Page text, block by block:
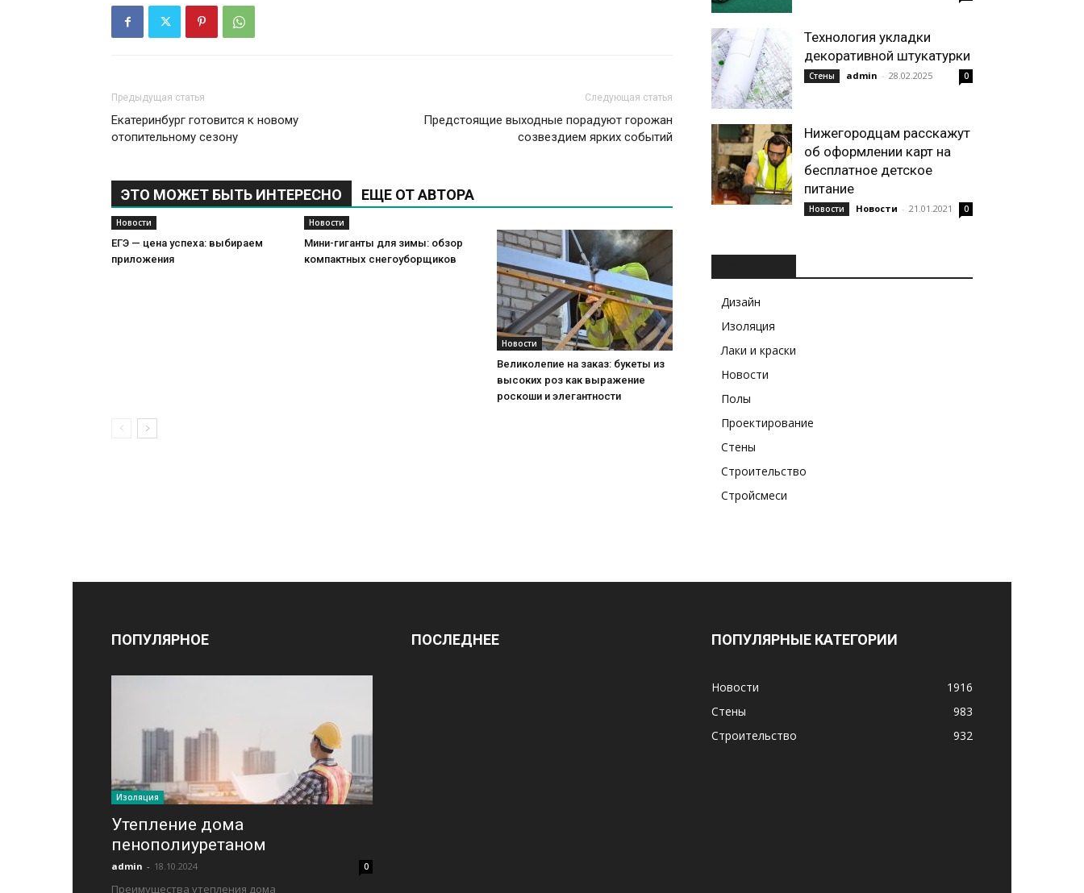
Предыдущая статья
Екатеринбург готовится к новому
отопительному сезону
Следующая статья
Предстоящие выходные порадуют горожан
созвездием ярких событий
ЭТО МОЖЕТ БЫТЬ ИНТЕРЕСНО ЕЩЕ ОТ АВТОРА
Новости
ЕГЭ — цена успеха: выбираем
приложения
Новости
Мини-гиганты для зимы: обзор
компактных снегоуборщиков
Новости
Великолепие на заказ: букеты из
высоких роз как выражение
роскоши и элегантности
Технология укладки
декоративной штукатурки
Стены admin - 28.02.2025 0
Нижегородцам расскажут
об оформлении карт на
бесплатное детское
питание
Новости Новости - 21.01.2021 0
Дизайн
Изоляция
Лаки и краски
Новости
Полы
Проектирование
Стены
Строительство
Стройсмеси
ПОПУЛЯРНОЕ
Изоляция
Утепление дома
пенополиуретаном
admin - 18.10.2024 0
Преимущества утепления дома
ПОСЛЕДНЕЕ ПОПУЛЯРНЫЕ КАТЕГОРИИ
Новости
1916
Стены
983
Строительство
932